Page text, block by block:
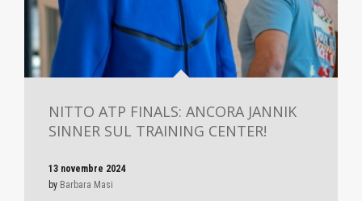
NITTO ATP FINALS: ANCORA JANNIK
SINNER SUL TRAINING CENTER!
13 novembre 2024
by Barbara Masi